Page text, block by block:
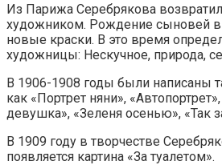
Из Парижа Серебрякова
художником. Рождение сыновей
новые краски. В это время
художницы: Нескучное, природа,
В 1906-1908 годы были написаны
как «Портрет няни»,
девушка», «Зеленя осенью», «Так
В 1909 году в творчестве
появляется картина «За туалетом».